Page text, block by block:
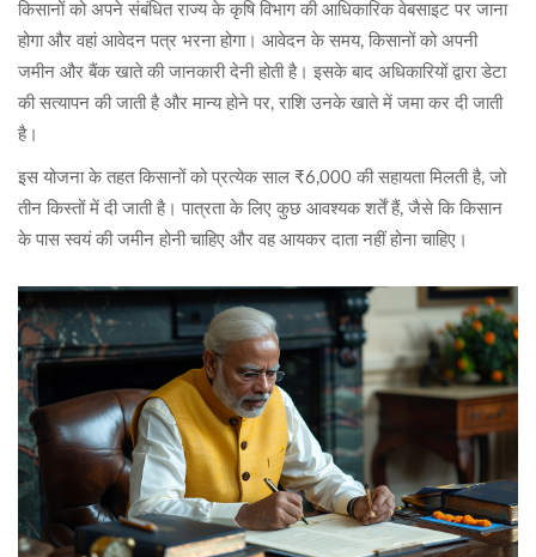
किसानों को अपने संबंधित राज्य के कृषि विभाग की आधिकारिक वेबसाइट पर जाना
होगा और वहां आवेदन पत्र भरना होगा। आवेदन के समय, किसानों को अपनी
जमीन और बैंक खाते की जानकारी देनी होती है। इसके बाद अधिकारियों द्वारा डेटा
की सत्यापन की जाती है और मान्य होने पर, राशि उनके खाते में जमा कर दी जाती
है।
इस योजना के तहत किसानों को प्रत्येक साल ₹6,000 की सहायता मिलती है, जो
तीन किस्तों में दी जाती है। पात्रता के लिए कुछ आवश्यक शर्तें हैं, जैसे कि किसान
के पास स्वयं की जमीन होनी चाहिए और वह आयकर दाता नहीं होना चाहिए।